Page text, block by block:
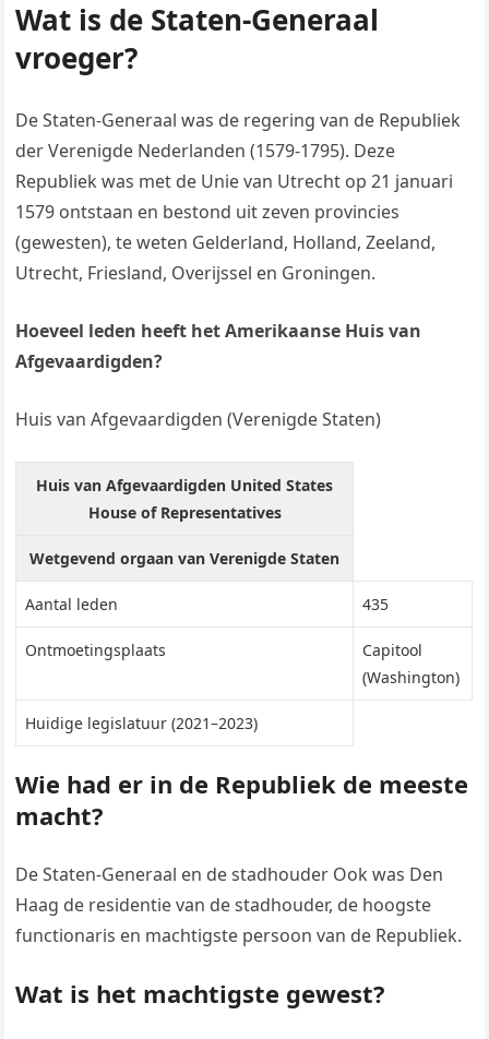
Wat is de Staten-Generaal
vroeger?
De Staten-Generaal was de regering van de Republiek
der Verenigde Nederlanden (1579-1795). Deze
Republiek was met de Unie van Utrecht op 21 januari
1579 ontstaan en bestond uit zeven provincies
(gewesten), te weten Gelderland, Holland, Zeeland,
Utrecht, Friesland, Overijssel en Groningen.
Hoeveel leden heeft het Amerikaanse Huis van
Afgevaardigden?
Huis van Afgevaardigden (Verenigde Staten)
Huis van Afgevaardigden United States
House of Representatives
Wetgevend orgaan van Verenigde Staten
Aantal leden 435
Ontmoetingsplaats
Capitool
(Washington)
Huidige legislatuur (2021–2023)
Wie had er in de Republiek de meeste
macht?
De Staten-Generaal en de stadhouder Ook was Den
Haag de residentie van de stadhouder, de hoogste
functionaris en machtigste persoon van de Republiek.
Wat is het machtigste gewest?